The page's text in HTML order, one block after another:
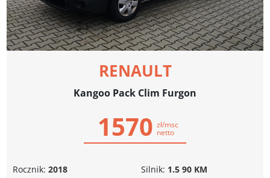
RENAULT
Kangoo Pack Clim Furgon
1570 zł/msc
netto
Rocznik: 2018
Silnik: 1.5 90 KM